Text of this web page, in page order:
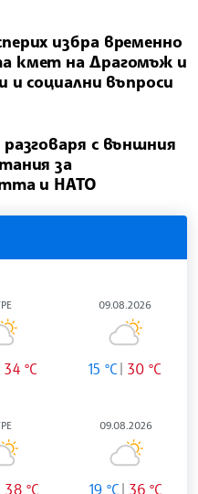
избра временно
кмет на Драгомъж и
и социални въпроси
с външния
за
и НАТО
34 °C
09.08.2026
15 °C 30 °C
38 °C
09.08.2026
19 °C 36 °C